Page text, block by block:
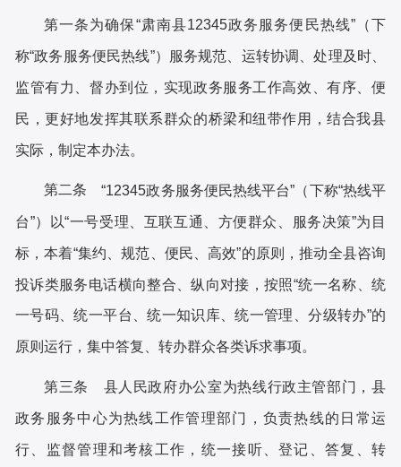
第一条为确保“肃南县12345政务服务便民热线”（下
称“政务服务便民热线”）服务规范、运转协调、处理及时、
监管有力、督办到位，实现政务服务工作高效、有序、便
民，更好地发挥其联系群众的桥梁和纽带作用，结合我县
实际，制定本办法。
第二条 “12345政务服务便民热线平台”（下称“热线平
台”）以“一号受理、互联互通、方便群众、服务决策”为目
标，本着“集约、规范、便民、高效”的原则，推动全县咨询
投诉类服务电话横向整合、纵向对接，按照“统一名称、统
一号码、统一平台、统一知识库、统一管理、分级转办”的
原则运行，集中答复、转办群众各类诉求事项。
第三条 县人民政府办公室为热线行政主管部门，县
政务服务中心为热线工作管理部门，负责热线的日常运
行、监督管理和考核工作，统一接听、登记、答复、转